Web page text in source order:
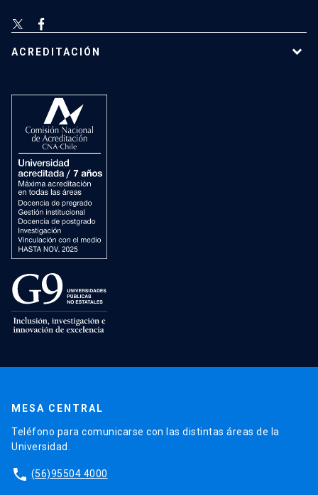
ACREDITACIÓN
MESA CENTRAL
Teléfono para comunicarse con las distintas áreas de la
Universidad.
phone (56)95504 4000